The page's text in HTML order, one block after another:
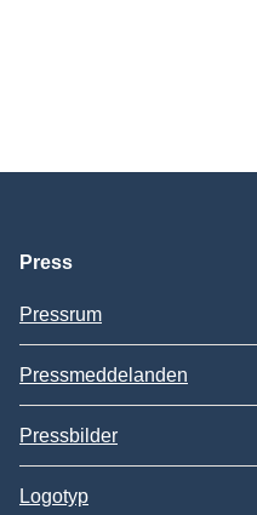
Press
Pressrum
Pressmeddelanden
Pressbilder
Logotyp